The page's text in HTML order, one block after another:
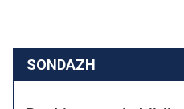
SONDAZH